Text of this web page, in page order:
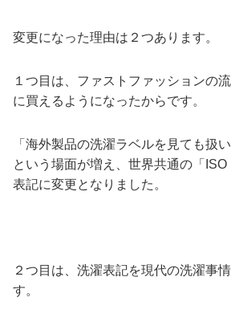
変更になった理由は２つあります。
１つ目は、ファストファッションの
に買えるようになったからです。
「海外製品の洗濯ラベルを見ても扱
という場面が増え、世界共通の「
表記に変更となりました。
２つ目は、洗濯表記を現代の洗濯事
す。